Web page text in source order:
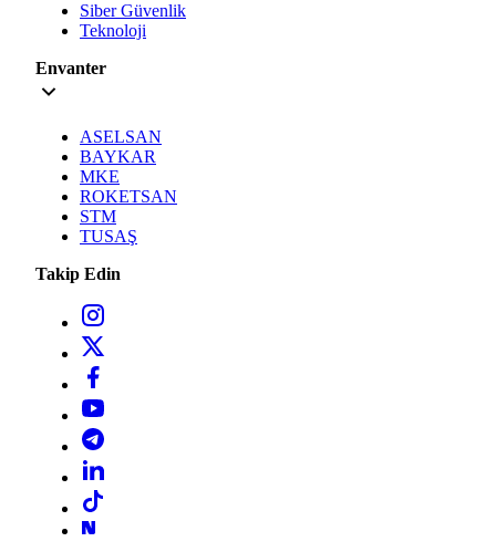
Siber Güvenlik
Teknoloji
Envanter
ASELSAN
BAYKAR
MKE
ROKETSAN
STM
TUSAŞ
Takip Edin